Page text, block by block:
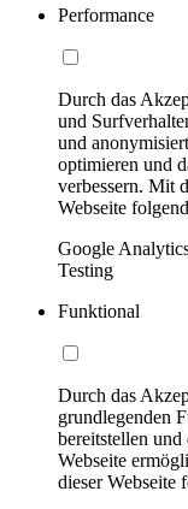
Performance
Durch das
und
und
optimieren und
verbessern. Mit
Webseite
Google
Testing
Funktional
Durch das
grundlegenden
bereitstellen
Webseite
dieser Webseite